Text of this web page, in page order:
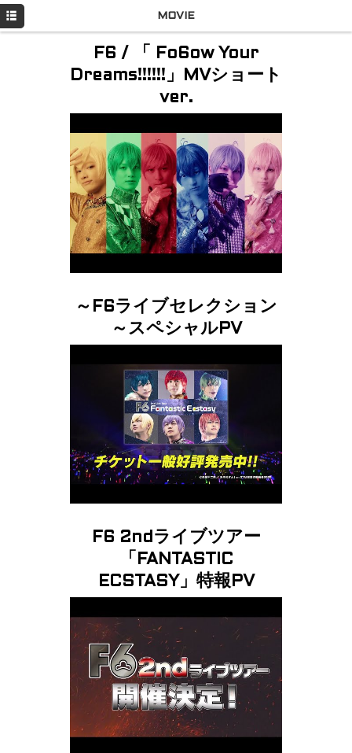
MOVIE
F6 / 「 Fo6ow Your
Dreams!!!!!!」MVショート
ver.
～F6ライブセレクション
～スペシャルPV
F6 2ndライブツアー
「FANTASTIC
ECSTASY」特報PV
MOVIE
PROFILE